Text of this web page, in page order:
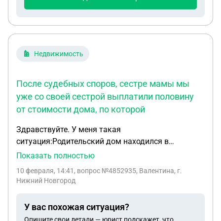
Недвижимость
После судебных споров, сестре мамы мы
уже со своей сестрой выплатили половину
от стоимости дома, по которой
Здравствуйте. У меня такая
ситуация:Родительский дом находился в
судебных спорах между моей мамой и ее сестрой,
смерти на них двоих. После судебных споров,
было продать дом на тот момент, к сожалению,
Показать полностью
10 февраля, 14:41 , вопрос №4852935, Валентина, г.
Нижний Новгород
У вас похожая ситуация?